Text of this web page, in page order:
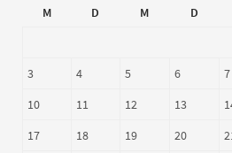
M D M D
3
4 5 6 7
10
11 12 13
17
18 19 20